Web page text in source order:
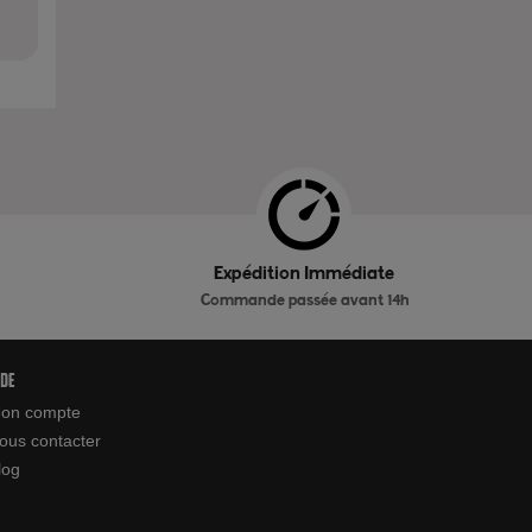
Expédition Immédiate
Commande passée avant 14h
compte
contacter